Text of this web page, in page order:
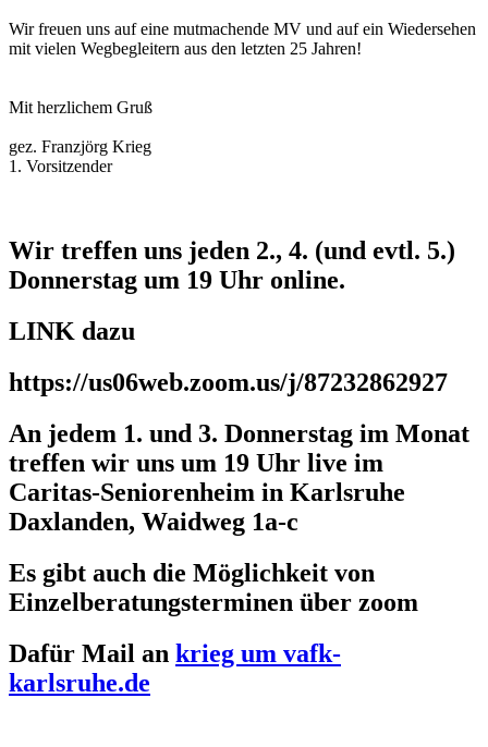
Wir freuen uns auf eine mutmachende MV und auf ein Wiedersehen
mit vielen Wegbegleitern aus den letzten 25 Jahren!
Mit herzlichem Gruß
gez. Franzjörg Krieg
1. Vorsitzender
Wir treffen uns jeden 2., 4. (und evtl. 5.)
Donnerstag um 19 Uhr online.
LINK dazu
https://us06web.zoom.us/j/87232862927
An jedem 1. und 3. Donnerstag im Monat
treffen wir uns um 19 Uhr live im
Caritas-Seniorenheim in Karlsruhe
Daxlanden, Waidweg 1a-c
Es gibt auch die Möglichkeit von
Einzelberatungsterminen über zoom
Dafür Mail an krieg um vafk-
karlsruhe.de